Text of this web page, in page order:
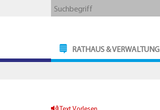
Webseite
Suchbegriff
RATHAUS & VERWALTUNG
Text Vorlesen